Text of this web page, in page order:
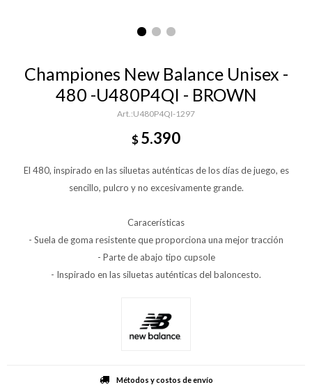
Championes New Balance Unisex -
480 -U480P4QI - BROWN
U480P4QI-1297
$5.390
El 480, inspirado en las siluetas auténticas de los días de juego, es
sencillo, pulcro y no excesivamente grande.
Caracerísticas
- Suela de goma resistente que proporciona una mejor tracción
- Parte de abajo tipo cupsole
- Inspirado en las siluetas auténticas del baloncesto.
Métodos y costos de envío